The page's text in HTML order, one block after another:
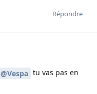
Répondre
@Vespa tu vas pas en